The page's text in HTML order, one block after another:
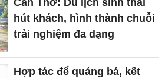
Cần Thơ: Du lịch sinh thái
hút khách, hình thành chuỗi
trải nghiệm đa dạng
Hợp tác để quảng bá, kết